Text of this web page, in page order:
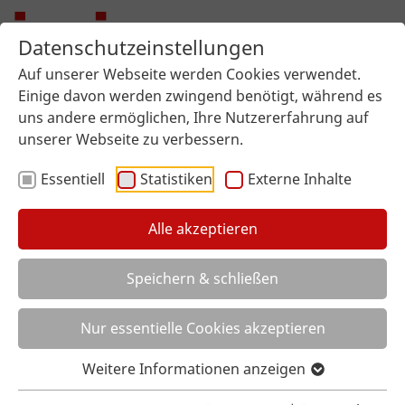
Datenschutzeinstellungen
Auf unserer Webseite werden Cookies verwendet.
Einige davon werden zwingend benötigt, während es
uns andere ermöglichen, Ihre Nutzererfahrung auf
unserer Webseite zu verbessern.
Essentiell
Statistiken Externe Inhalte
Alle akzeptieren
Speichern & schließen
Nur essentielle Cookies akzeptieren
Weitere Informationen anzeigen
Sie sind hier: imi surface design Über uns Aktuelles
Artikel
EINLADENDES AMBIENTE ÜBER DEN DÄCHERN DER STADT
EINLADENDES AMBIENTE ÜBER DEN
DÄCHERN DER STADT
Dachterrassen haben sich längst zu begehrten